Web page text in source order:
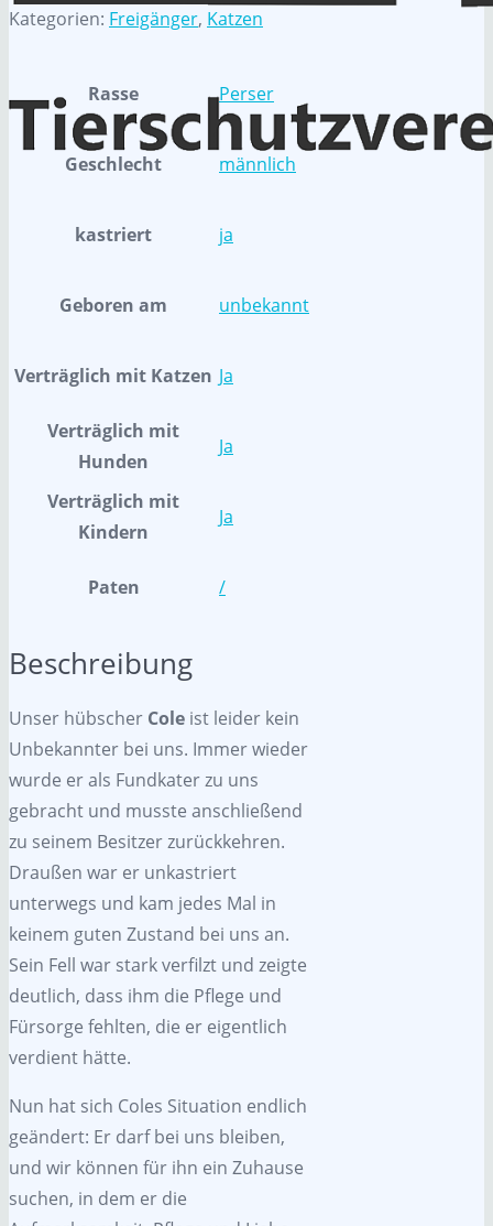
Kategorien: Freigänger, Katzen
Rasse Perser
Geschlecht männlich
kastriert ja
Geboren am unbekannt
Verträglich mit Katzen Ja
Verträglich mit
Hunden
Ja
Verträglich mit
Kindern
Ja
Paten /
Beschreibung
Unser hübscher Cole ist leider kein
Unbekannter bei uns. Immer wieder
wurde er als Fundkater zu uns
gebracht und musste anschließend
zu seinem Besitzer zurückkehren.
Draußen war er unkastriert
unterwegs und kam jedes Mal in
keinem guten Zustand bei uns an.
Sein Fell war stark verfilzt und zeigte
deutlich, dass ihm die Pflege und
Fürsorge fehlten, die er eigentlich
verdient hätte.
Nun hat sich Coles Situation endlich
geändert: Er darf bei uns bleiben,
und wir können für ihn ein Zuhause
suchen, in dem er die